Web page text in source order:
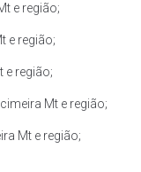
e região;
e região;
e região;
Mt e região;
Mt e região;